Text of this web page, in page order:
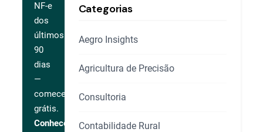
NF-e
dos
últimos
90
dias
—
comece
grátis.
Conhecer
Categorias
Aegro Insights
Agricultura de Precisão
Consultoria
Contabilidade Rural